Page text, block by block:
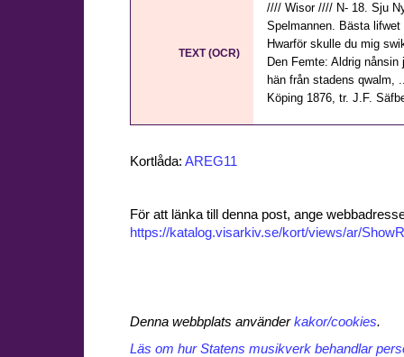
TEXT (OCR)
//// Wisor //// N- 18. Sju
Spelmannen. Bästa
Hwarför skulle du mig
Den Femte: Aldrig
hän från stadens qwalm,
Köping 1876, tr. J.F.
Kortlåda: AREG11
För att länka till denna post, ange
https://katalog.visarkiv.se/kort/views/ar/
Denna webbplats använderkakor/cookies.
Läs om hur Statens musikverk behandlar